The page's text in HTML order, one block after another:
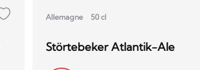
Allemagne 50 cl
Störtebeker Atlantik-Ale